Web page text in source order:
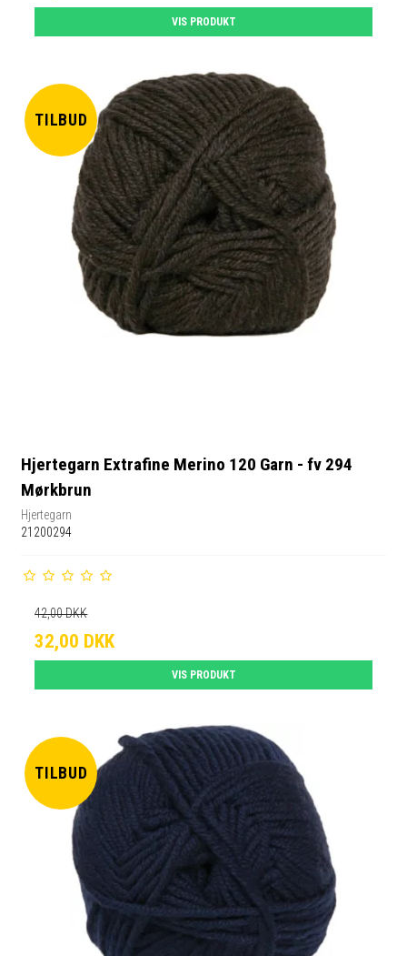
VIS PRODUKT
TILBUD
Hjertegarn Extrafine Merino 120 Garn - fv 294
Mørkbrun
Hjertegarn
21200294
42,00 DKK
32,00 DKK
VIS PRODUKT
TILBUD